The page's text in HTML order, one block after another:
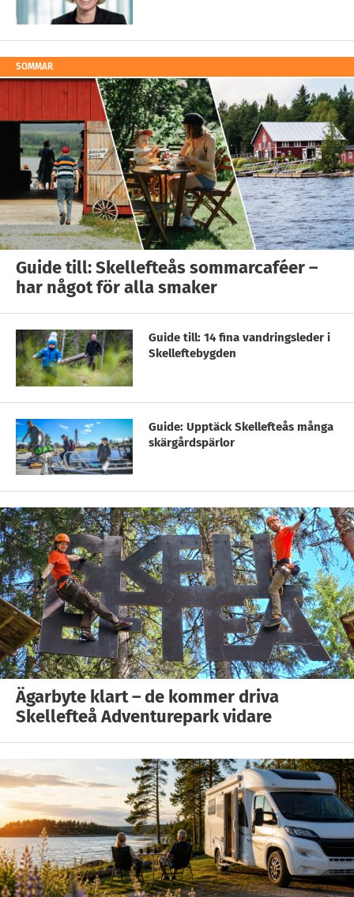
SOMMAR
Guide till: Skellefteås sommarcaféer –
har något för alla smaker
Guide till: 14 fina vandringsleder i
Skelleftebygden
Guide: Upptäck Skellefteås många
skärgårdspärlor
Ägarbyte klart – de kommer driva
Skellefteå Adventurepark vidare